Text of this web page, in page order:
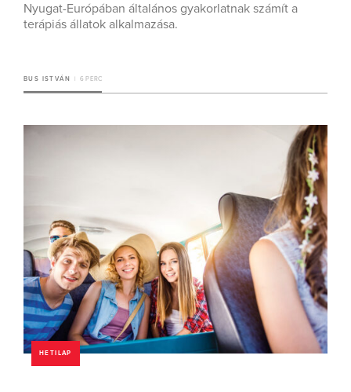
Nyugat-Európában általános gyakorlatnak számít a
terápiás állatok alkalmazása.
BUS ISTVÁN 6 PERC
HETILAP